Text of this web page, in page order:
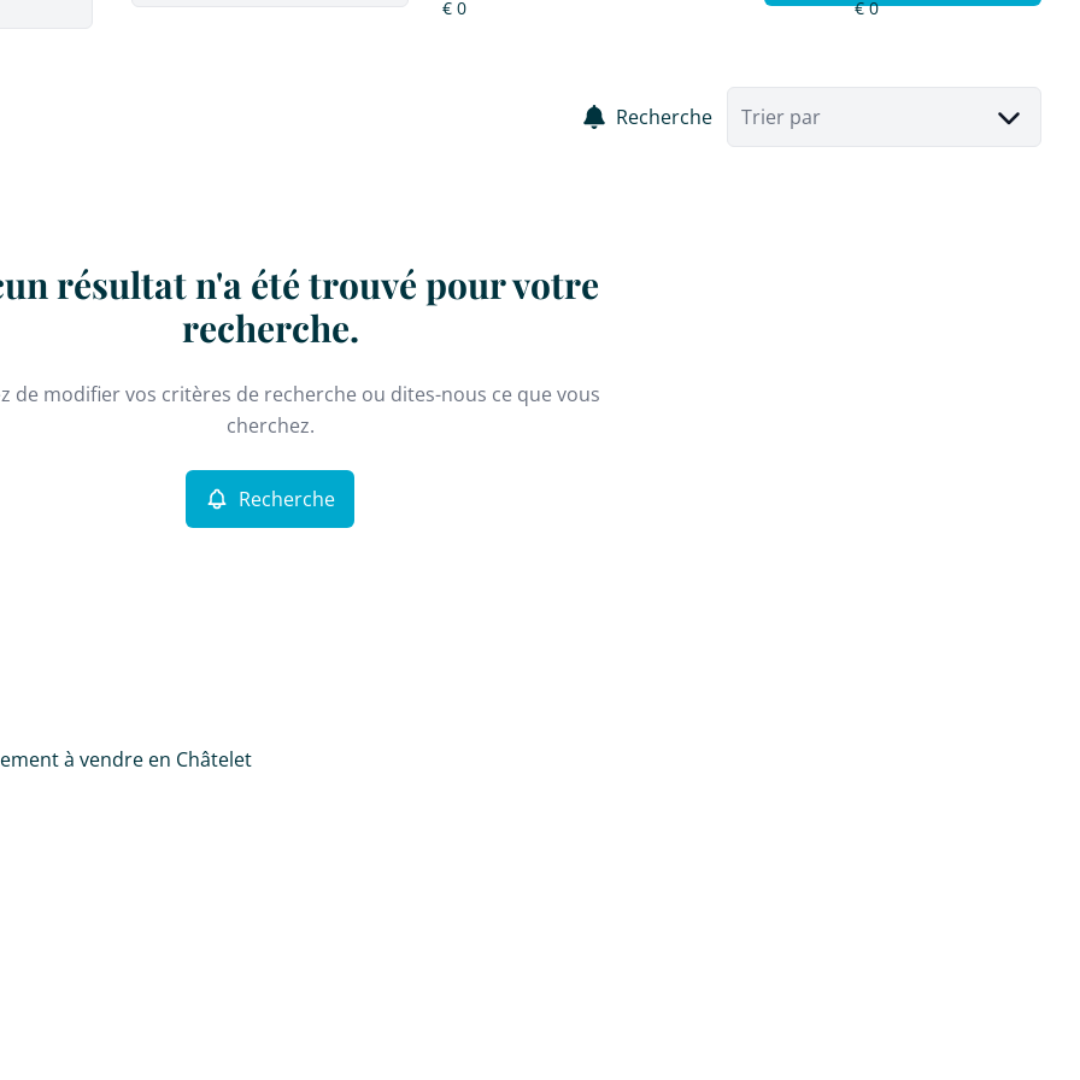
Recherche Trier par
résultat n'a été trouvé pour votre
recherche.
de modifier vos critères de recherche ou dites-nous ce que vous
cherchez.
Recherche
à vendre en Châtelet